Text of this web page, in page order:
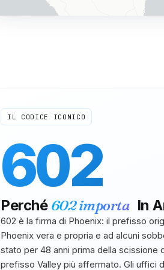
IL CODICE ICONICO
602
Perché 602importa In
602 è la firma di Phoenix: il prefisso
Phoenix vera e propria e ad alcuni
stato per 48 anni prima della scissione
prefisso Valley più affermato. Gli uffici